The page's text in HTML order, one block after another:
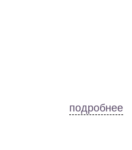
подробнее